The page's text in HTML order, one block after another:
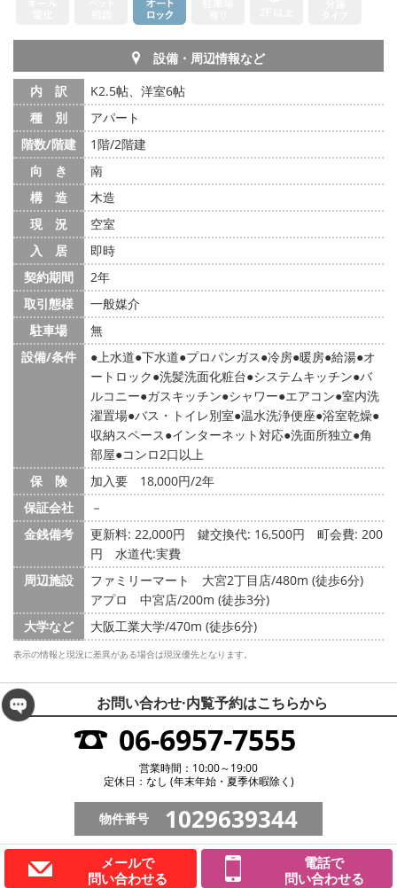
設備・周辺情報など
内 訳
K2.5帖、洋室6帖
種 別
アパート
階数/階建
1階/2階建
向 き
南
構 造
木造
現 況
空室
入 居
即時
契約期間
2年
取引態様
一般媒介
駐車場
無
設備/条件
上水道 下水道 プロパンガス 冷房 暖房 給湯 オ
ートロック 洗髪洗面化粧台 システムキッチン バ
ルコニー ガスキッチン シャワー エアコン 室内洗
濯置場 バス・トイレ別室 温水洗浄便座 浴室乾燥
収納スペース インターネット対応 洗面所独立 角
部屋 コンロ2口以上
保 険
加入要 18,000円/2年
保証会社
－
金銭備考
更新料: 22,000円 鍵交換代: 16,500円
町会費: 200
円
水道代:実費
周辺施設
ファミリーマート 大宮2丁目店/480m (徒歩6分)
アプロ 中宮店/200m (徒歩3分)
大学など
大阪工業大学/470m (徒歩6分)
表示の情報と現況に差異がある場合は現況優先となります。
お問い合わせ·内覧予約はこちらから
06-6957-7555
営業時間：10:00～19:00
定休日：なし (年末年始・夏季休暇除く)
物件番号 1029639344
メールで
問い合わせる
電話で
問い合わせる